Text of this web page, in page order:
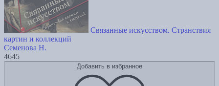
Связанные искусством. Странствия
картин и коллекций
Семенова Н.
4645
Добавить в избранное